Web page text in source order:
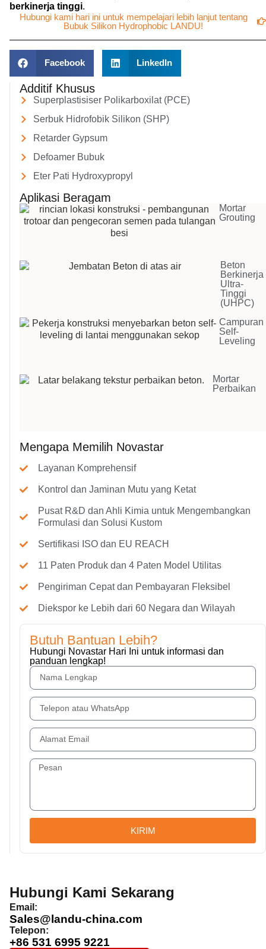
berkinerja tinggi.
Hubungi kami hari ini untuk mempelajari lebih lanjut tentang
Bubuk Silikon Hydrophobic LANDU!
Facebook LinkedIn
Additif Khusus
Superplastisiser Polikarboxilat (PCE)
Serbuk Hidrofobik Silikon (SHP)
Retarder Gypsum
Defoamer Bubuk
Eter Pati Hydroxypropyl
Aplikasi Beragam
Mortar
Grouting
Beton
Berkinerja
Ultra-
Tinggi
(UHPC)
Campuran
Self-
Leveling
Mortar
Perbaikan
Mengapa Memilih Novastar
Layanan Komprehensif
Kontrol dan Jaminan Mutu yang Ketat
Pusat R&D dan Ahli Kimia untuk Mengembangkan
Formulasi dan Solusi Kustom
Sertifikasi ISO dan EU REACH
11 Paten Produk dan 4 Paten Model Utilitas
Pengiriman Cepat dan Pembayaran Fleksibel
Diekspor ke Lebih dari 60 Negara dan Wilayah
Butuh Bantuan Lebih?
Hubungi Novastar Hari Ini untuk informasi dan
panduan lengkap!
KIRIM
Hubungi Kami Sekarang
Email:
Sales@landu-china.com
Telepon:
+86 531 6995 9221